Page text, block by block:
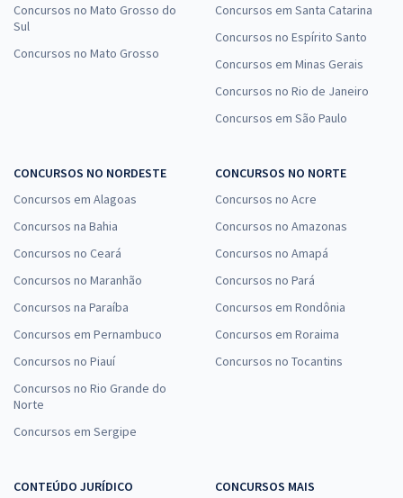
Concursos no Mato Grosso do
Sul
Concursos no Mato Grosso
Concursos em Santa Catarina
Concursos no Espírito Santo
Concursos em Minas Gerais
Concursos no Rio de Janeiro
Concursos em São Paulo
CONCURSOS NO NORDESTE
Concursos em Alagoas
Concursos na Bahia
Concursos no Ceará
Concursos no Maranhão
Concursos na Paraíba
Concursos em Pernambuco
Concursos no Piauí
Concursos no Rio Grande do
Norte
Concursos em Sergipe
CONCURSOS NO NORTE
Concursos no Acre
Concursos no Amazonas
Concursos no Amapá
Concursos no Pará
Concursos em Rondônia
Concursos em Roraima
Concursos no Tocantins
CONTEÚDO JURÍDICO
CONCURSOS MAIS